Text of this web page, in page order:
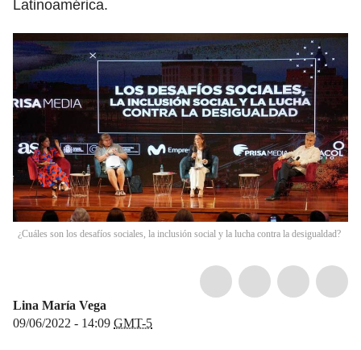
Latinoamérica.
¿Cuáles son los desafíos sociales, la inclusión social y la lucha contra la desigualdad?
Lina María Vega
09/06/2022 - 14:09 GMT-5